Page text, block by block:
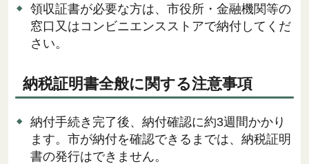
領収証書が必要な方は、市役所・金融機関等の
窓口又はコンビニエンスストアで納付してくだ
さい。
納税証明書全般に関する注意事項
納付手続き完了後、納付確認に約3週間かかり
ます。市が納付を確認できるまでは、納税証明
書の発行はできません。